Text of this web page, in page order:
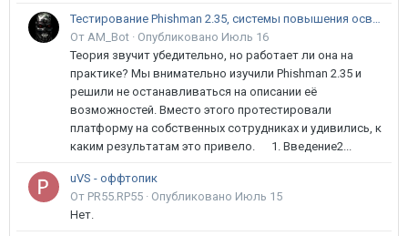
Тестирование Phishman 2.35, системы повышения осведомлённости пользователей в сфере ИБ
От AM_Bot · Опубликовано Июль 16
Теория звучит убедительно, но работает ли она на
практике? Мы внимательно изучили Phishman 2.35 и
решили не останавливаться на описании её
возможностей. Вместо этого протестировали
платформу на собственных сотрудниках и удивились, к
каким результатам это привело. 1. Введение2...
uVS - оффтопик
От PR55.RP55 · Опубликовано Июль 15
Нет.